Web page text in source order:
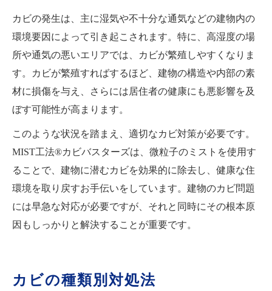
カビの発生は、主に湿気や不十分な通気などの建物内の
環境要因によって引き起こされます。特に、高湿度の場
所や通気の悪いエリアでは、カビが繁殖しやすくなりま
す。カビが繁殖すればするほど、建物の構造や内部の素
材に損傷を与え、さらには居住者の健康にも悪影響を及
ぼす可能性が高まります。
このような状況を踏まえ、適切なカビ対策が必要です。
MIST工法®カビバスターズは、微粒子のミストを使用す
ることで、建物に潜むカビを効果的に除去し、健康な住
環境を取り戻すお手伝いをしています。建物のカビ問題
には早急な対応が必要ですが、それと同時にその根本原
因もしっかりと解決することが重要です。
カビの種類別対処法